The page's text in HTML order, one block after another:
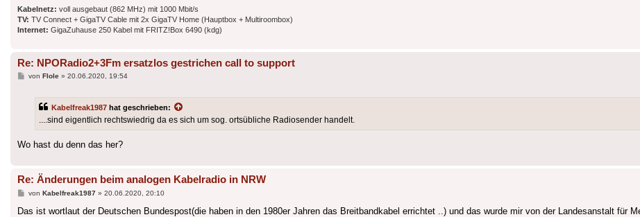
Kabelnetz: voll ausgebaut (862 MHz) mit 1000 Mbit/s
TV: TV Connect + GigaTV Cable mit 2x GigaTV Home (Hauptbox + Multiroombox)
Internet: GigaZuhause 250 Kabel mit FRITZ!Box 6490 (kdg)
Re: NPORadio2+3Fm ersatzlos gestrichen call to support
Beitrag
von Flole» 20.06.2020, 19:54
Kabelfreak1987 hat geschrieben:
....sind eigentlich rechtswiedrig da es sich um sog. ortsübliche Radiosender handelt.
Wo hast du denn das her?
Re: Änderungen beim analogen Kabelradio in NRW
Beitrag
von Kabelfreak1987» 20.06.2020, 20:10
Das ist wortlaut der Deutschen Bundespost(die haben in den 1980er Jahren das Breitbandkabel errichtet ..) und das wurde mir von der Landesanstalt für